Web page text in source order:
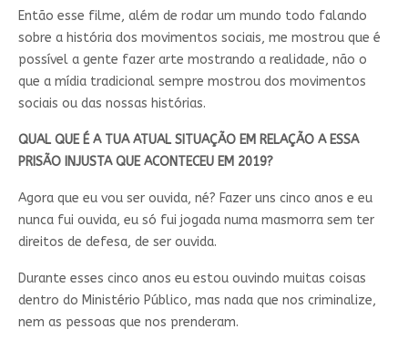
Então esse filme, além de rodar um mundo todo falando
sobre a história dos movimentos sociais, me mostrou que é
possível a gente fazer arte mostrando a realidade, não o
que a mídia tradicional sempre mostrou dos movimentos
sociais ou das nossas histórias.
QUAL QUE É A TUA ATUAL SITUAÇÃO EM RELAÇÃO A ESSA
PRISÃO INJUSTA QUE ACONTECEU EM 2019?
Agora que eu vou ser ouvida, né? Fazer uns cinco anos e eu
nunca fui ouvida, eu só fui jogada numa masmorra sem ter
direitos de defesa, de ser ouvida.
Durante esses cinco anos eu estou ouvindo muitas coisas
dentro do Ministério Público, mas nada que nos criminalize,
nem as pessoas que nos prenderam.